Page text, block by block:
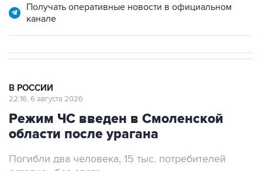
Получать оперативные новости в официальном
канале
В РОССИИ
22:16, 6 августа 2026
Режим ЧС введен в Смоленской
области после урагана
Погибли два человека, 15 тыс. потребителей